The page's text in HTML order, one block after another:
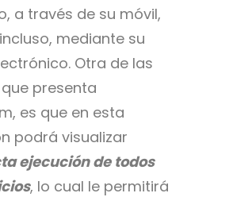
a través de su móvil,
mediante su
Otra de las
presenta
es que en esta
podrá visualizar
ejecución de todos
, lo cual le permitirá